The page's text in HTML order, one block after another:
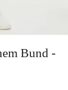
Bund -